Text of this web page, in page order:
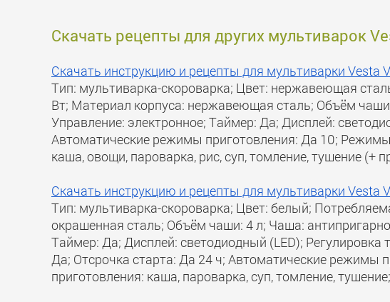
Скачать рецепты для других мультиварок
Скачать инструкцию и рецепты для мультиварки Vesta
Тип: мультиварка-скороварка; Цвет: нержавеющая
Вт; Материал корпуса: нержавеющая сталь; Объём
Управление: электронное; Таймер: Да; Дисплей:
Автоматические режимы приготовления: Да 10;
каша, овощи, пароварка, рис, суп, томление, тушение (+
Скачать инструкцию и рецепты для мультиварки Vesta
Тип: мультиварка-скороварка; Цвет: белый;
окрашенная сталь; Объём чаши: 4 л; Чаша:
Таймер: Да; Дисплей: светодиодный (LED); Регулировка
Да; Отсрочка старта: Да 24 ч; Автоматические режимы
приготовления: каша, пароварка, суп, томление, тушение;